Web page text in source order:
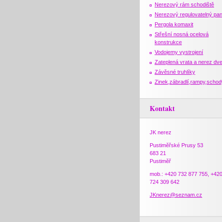
Nerezový rám schodiště
Nerezový regulovatelný
Pergola komaxit
Střešní nosná ocelová
konstrukce
Vodojemy vystrojení
Zateplená vrata a nerez
Závěsné truhlíky
Kontakt
JK nerez
Pustiměřské Prusy 53
683 21
Pustiměř
mob.: +420 732 877 755, +420
724 309 642
JKnerez@seznam.cz